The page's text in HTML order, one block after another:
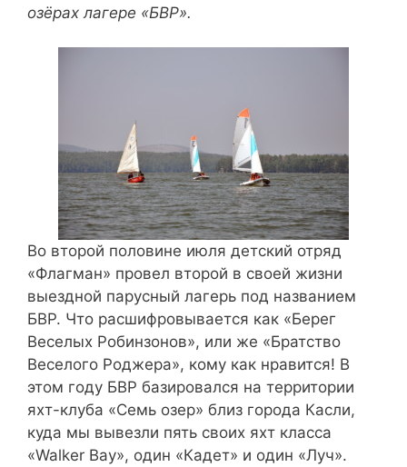
озёрах лагере «БВР».
Во второй половине июля детский отряд
«Флагман» провел второй в своей жизни
выездной парусный лагерь под названием
БВР. Что расшифровывается как «Берег
Веселых Робинзонов», или же «Братство
Веселого Роджера», кому как нравится! В
этом году БВР базировался на территории
яхт-клуба «Семь озер» близ города Касли,
куда мы вывезли пять своих яхт класса
«Walker Bay», один «Кадет» и один «Луч».